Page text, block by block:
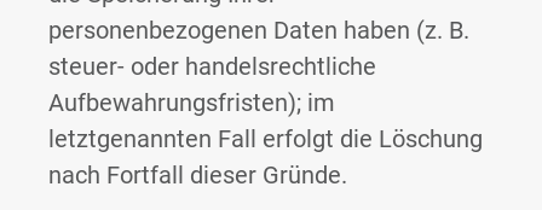
personenbezogenen Daten haben (z. B.
steuer- oder handelsrechtliche
Aufbewahrungsfristen); im
letztgenannten Fall erfolgt die Löschung
nach Fortfall dieser Gründe.